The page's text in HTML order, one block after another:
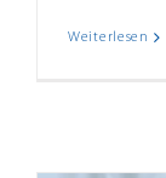
Weiterlesen